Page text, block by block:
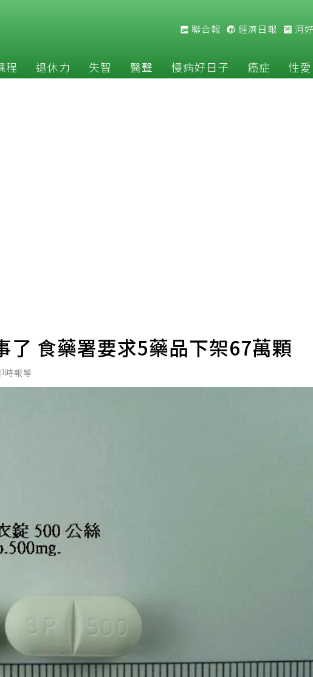
聯合報 經濟日報 河
程 退休力 失智 醫聲 慢病好日子 癌症 性愛
了 食藥署要求5藥品下架67萬顆
時報導